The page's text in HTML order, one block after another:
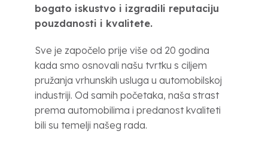
bogato iskustvo i izgradili reputaciju
pouzdanosti i kvalitete.
Sve je započelo prije više od 20 godina
kada smo osnovali našu tvrtku s ciljem
pružanja vrhunskih usluga u automobilskoj
industriji. Od samih početaka, naša strast
prema automobilima i predanost kvaliteti
bili su temelji našeg rada.